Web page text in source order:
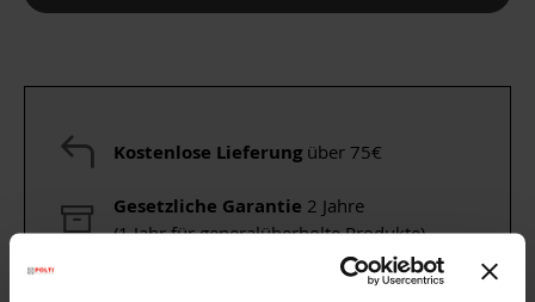
Kostenlose Lieferung über 75€
Gesetzliche Garantie 2 Jahre
(1 Jahr für generalüberholte Produkte)
Sehen Sie sich unsere